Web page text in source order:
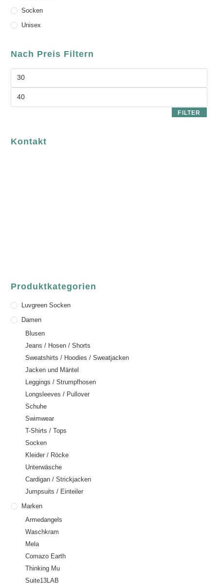
Socken
Unisex
Nach Preis Filtern
FILTER
Kontakt
Produktkategorien
Luvgreen Socken
Damen
Blusen
Jeans / Hosen / Shorts
Sweatshirts / Hoodies / Sweatjacken
Jacken und Mäntel
Leggings / Strumpfhosen
Longsleeves / Pullover
Schuhe
Swimwear
T-Shirts / Tops
Socken
Kleider / Röcke
Unterwäsche
Cardigan / Strickjacken
Jumpsuits / Einteiler
Marken
Armedangels
Waschkram
Mela
Comazo Earth
Thinking Mu
Suite13LAB